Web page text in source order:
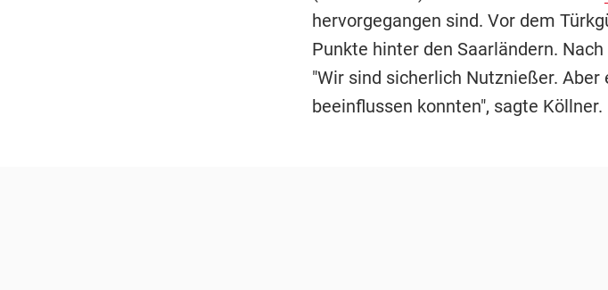
hervorgegangen sind. Vor dem
Punkte hinter den Saarländern.
"Wir sind sicherlich Nutznießer.
beeinflussen konnten", sagte Köllner.